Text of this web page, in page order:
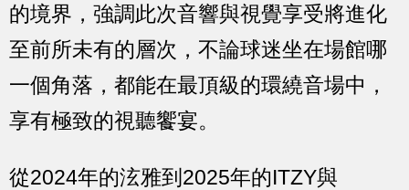
的境界，強調此次音響與視覺享受將進化
至前所未有的層次，不論球迷坐在場館哪
一個角落，都能在最頂級的環繞音場中，
享有極致的視聽饗宴。
從2024年的泫雅到2025年的ITZY與